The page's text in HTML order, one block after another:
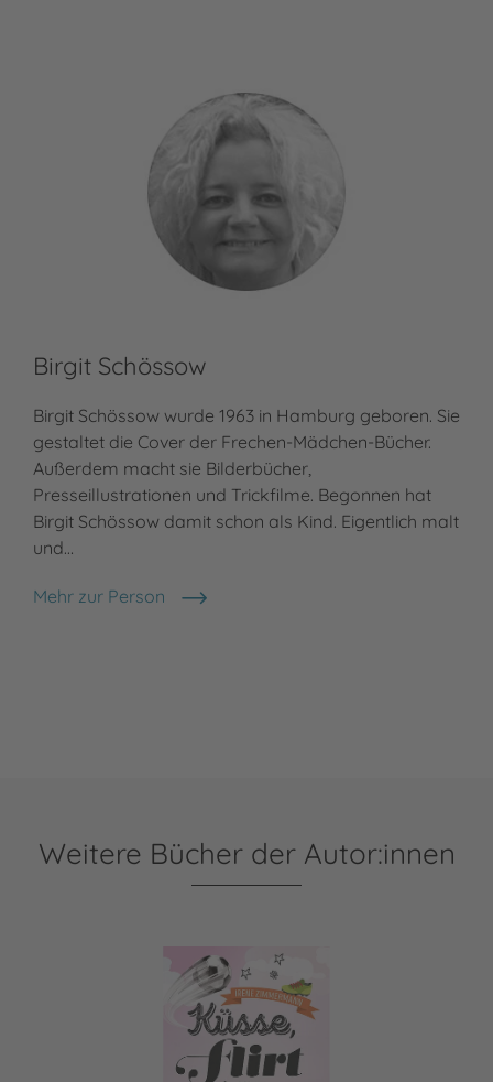
Birgit Schössow
Birgit Schössow wurde 1963 in Hamburg geboren. Sie
gestaltet die Cover der Frechen-Mädchen-Bücher.
Außerdem macht sie Bilderbücher,
Presseillustrationen und Trickfilme. Begonnen hat
Birgit Schössow damit schon als Kind. Eigentlich malt
und…
Mehr zur Person
Birgit Schössow
Weitere Bücher der Autor:innen